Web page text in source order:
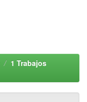
1 Trabajos